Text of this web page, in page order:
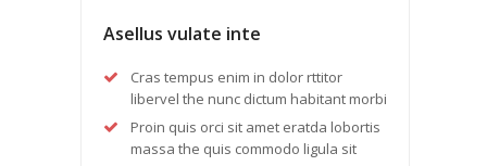
Asellus vulate inte
Cras tempus enim in dolor rttitor
libervel the nunc dictum habitant morbi
Proin quis orci sit amet eratda lobortis
massa the quis commodo ligula sit